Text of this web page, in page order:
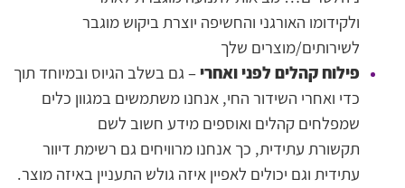
ולקידומו האורגני והחשיפה יוצרת ביקוש מוגבר
לשירותים/מוצרים שלך
פילוח קהלים לפני ואחרי– גם בשלב הגיוס ובמיוחד תוך
כדי ואחרי השידור החי, אנחנו משתמשים במגוון כלים
שמפלחים קהלים ואוספים מידע חשוב לשם
תקשורת עתידית, כך אנחנו מרוויחים גם רשימת דיוור
עתידית וגם יכולים לאפיין איזה גולש התעניין באיזה מוצר.